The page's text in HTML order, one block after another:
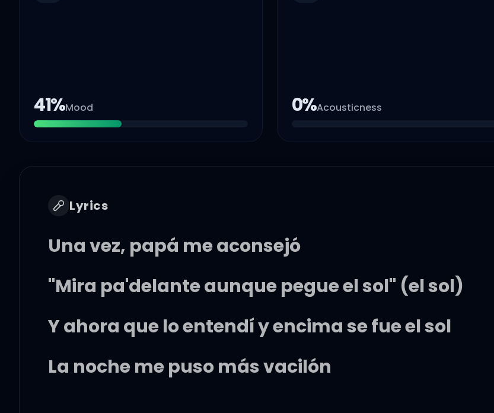
41%Mood 0%Acousticness
Lyrics
Una vez, papá me aconsejó
"Mira pa'delante aunque pegue el sol" (el sol)
Y ahora que lo entendí y encima se fue el sol
La noche me puso más vacilón